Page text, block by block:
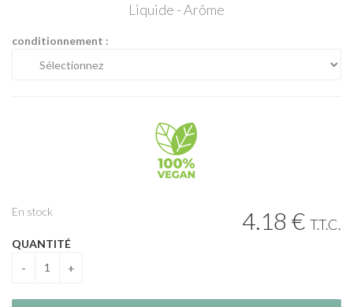
Liquide - Arôme
conditionnement :
4.18 € T.T.C.
En stock
QUANTITÉ